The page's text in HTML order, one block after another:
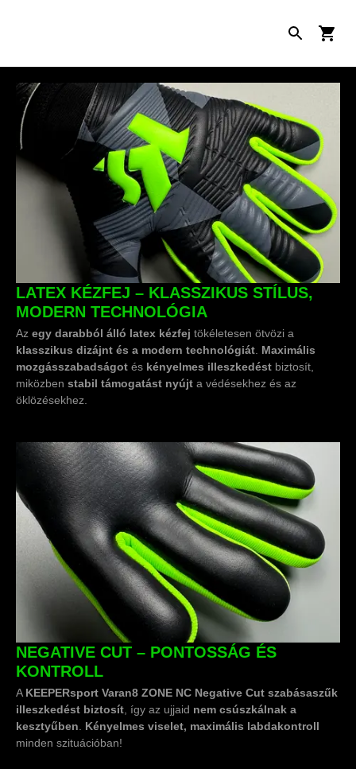
LATEX KÉZFEJ – KLASSZIKUS STÍLUS,
MODERN TECHNOLÓGIA
Az egy darabból álló latex kézfej tökéletesen ötvözi a
klasszikus dizájnt és a modern technológiát Maximális
mozgásszabadságot és kényelmes illeszkedést biztosít,
miközben stabil támogatást nyújt a védésekhez és az
öklözésekhez.
NEGATIVE CUT – PONTOSSÁG ÉS
KONTROLL
A KEEPERsport Varan8 ZONE NC Negative Cut szabásaszűk
illeszkedést biztosít, így az ujjaid nem csúszkálnak a
kesztyűben. Kényelmes viselet, maximális labdakontroll
minden szituációban!